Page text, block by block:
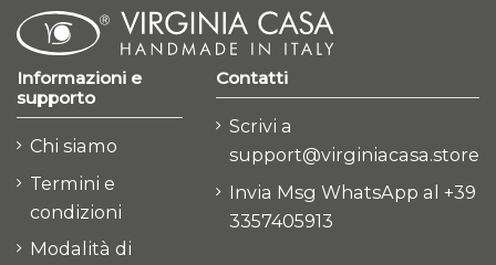
Informazioni e
supporto
Chi siamo
Termini e
condizioni
Modalità di
Contatti
Scrivi a
support@virginiacasa.store
Invia Msg WhatsApp al +39
3357405913